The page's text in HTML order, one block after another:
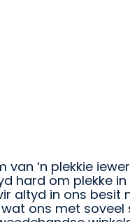
van ‘n plekkie
hard om plekke
altyd in ons besit
ons met